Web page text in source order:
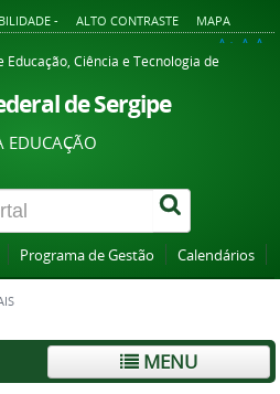
- ALTO CONTRASTE MAPA
A+ A A-
Educação, Ciência e Tecnologia de
de Sergipe
EDUCAÇÃO
Programa de Gestão Calendários
MENU